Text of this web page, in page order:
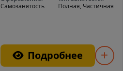
Самозанятость
Полная, Частичная
Подробнее